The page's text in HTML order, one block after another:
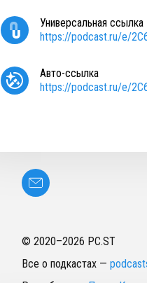
Универсальная ссылка
https://podcast.ru/e/
Авто-ссылка
https://podcast.ru/e/
© 2020–2026 PC.ST
Все о подкастах —